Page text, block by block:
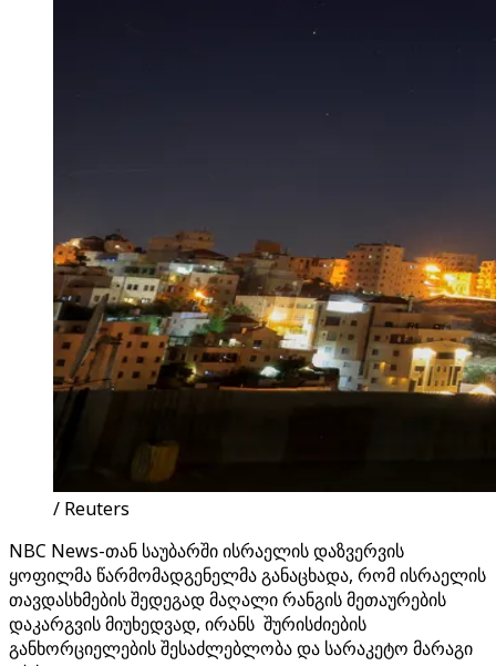
/ Reuters
NBC News-თან საუბარში ისრაელის დაზვერვის
ყოფილმა წარმომადგენელმა განაცხადა, რომ ისრაელის
თავდასხმების შედეგად მაღალი რანგის მეთაურების
დაკარგვის მიუხედვად, ირანს შურისძიების
განხორციელების შესაძლებლობა და სარაკეტო მარაგი